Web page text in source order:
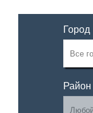
Город
Район